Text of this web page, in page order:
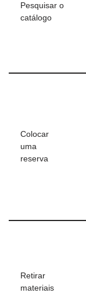
Pesquisar o
catálogo
Colocar
uma
reserva
Retirar
materiais